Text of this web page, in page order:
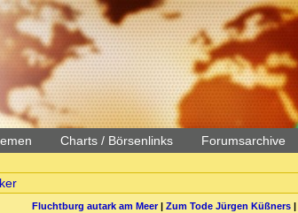
Charts / Börsenlinks Forumsarchive
Fluchtburg autark am Meer| Zum Tode Jürgen Küßners|